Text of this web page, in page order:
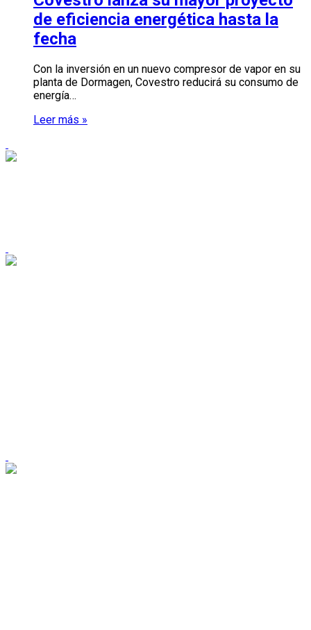
de eficiencia energética hasta la
fecha
Con la inversión en un nuevo compresor de vapor en su
planta de Dormagen, Covestro reducirá su consumo de
energía…
Leer más »